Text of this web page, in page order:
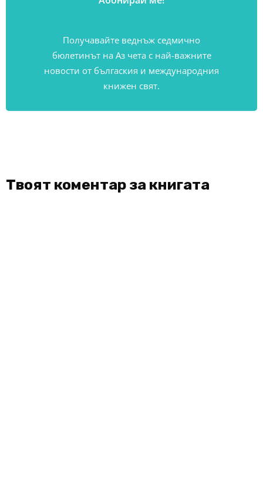
Получавайте веднъж седмично
бюлетинът на Аз чета с най-важните
новости от бългаския и международния
книжен свят.
Твоят коментар за книгата